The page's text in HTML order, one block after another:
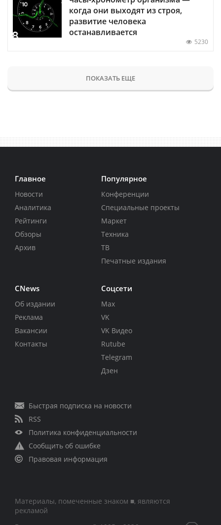
когда они выходят из строя,
развитие человека
останавливается
5230
ПОКАЗАТЬ ЕЩЕ
Главное
Новости
Аналитика
Рейтинги
Обзоры
Архив
Популярное
Конференции
Специальные проекты
Маркет
Техника
ТВ
Печатные издания
CNews
Об издании
Реклама
Вакансии
Контакты
Соцсети
Max
VK
VK Видео
Rutube
Telegram
Дзен
Быстрая подписка на новости
RSS
Политика конфиденциальности
Сообщить об ошибке
Правовая информация
Материалы, помеченные знаком ■, являются
рекламой